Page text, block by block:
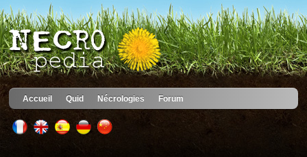
Accueil Quid Nécrologies Forum